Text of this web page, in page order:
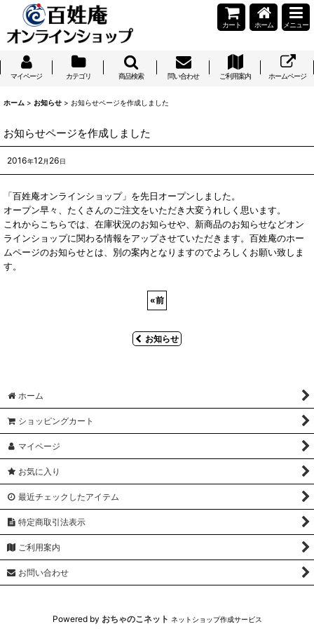
カート ホーム メニュー
マイページ カテゴリ 商品検索 問い合わせ ご利用案内 ホームページ
ホーム > お知らせ > お知らせページを作成しました
お知らせページを作成しました
2016年12月 26日
「百姓庵オンラインショップ」を先日オープンしました。
オープン早々、たくさんのご注文をいただき大変うれしく思います。
これからこちらでは、在庫状況のお知らせや、新商品のお知らせなどオン
ラインショップに関わる情報をアップさせていただきます。百姓庵のホー
ムページのお知らせとは、別の案内となりますのでよろしくお願い致しま
す。
«前
お知らせ
ホーム
ショッピングカート
マイページ
お気に入り
最近チェックしたアイテム
特定商取引法表示
ご利用案内
お問い合わせ
Powered by おちゃのこネット ネットショップ作成サービス